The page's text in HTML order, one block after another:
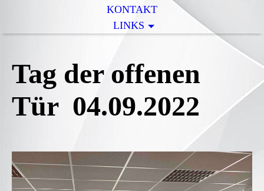
KONTAKT
LINKS
Tag der offenen
Tür 04.09.2022